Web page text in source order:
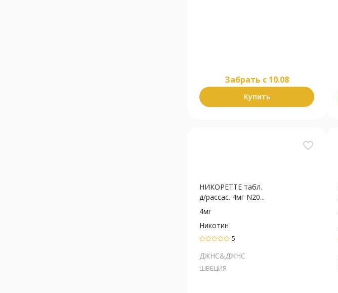
Забрать c 10.08
Купить
favorite_border
НИКОРЕТТЕ табл.
д/рассас. 4мг N20...
4мг
Никотин
5
ДЖНС&ДЖНС
ШВЕЦИЯ